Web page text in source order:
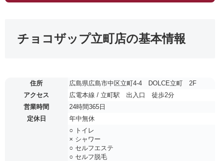
チョコザップ立町店の基本情報
住所
広島県広島市中区立町4-4 DOLCE立町 2F
アクセス
広電本線 / 立町駅 出入口 徒歩2分
営業時間
24時間365日
定休日
年中無休
○ トイレ
× シャワー
○ セルフエステ
○ セルフ脱毛